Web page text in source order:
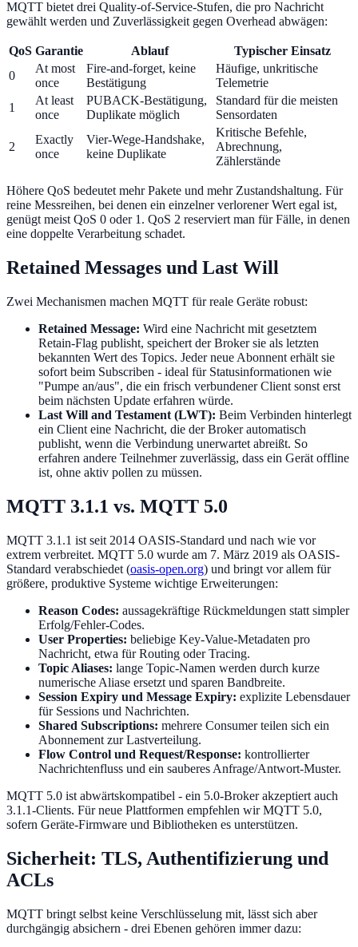
MQTT bietet drei Quality-of-Service-Stufen, die pro Nachricht
gewählt werden und Zuverlässigkeit gegen Overhead abwägen:
QoS Garantie Ablauf
Typischer Einsatz
0
At most
once
Fire-and-forget, keine
Bestätigung
Häufige, unkritische
Telemetrie
1
At least
once
PUBACK-Bestätigung,
Duplikate möglich
Standard für die meisten
Sensordaten
2
Exactly
once
Vier-Wege-Handshake,
keine Duplikate
Kritische Befehle,
Abrechnung,
Zählerstände
Höhere QoS bedeutet mehr Pakete und mehr Zustandshaltung. Für
reine Messreihen, bei denen ein einzelner verlorener Wert egal ist,
genügt meist QoS 0 oder 1. QoS 2 reserviert man für Fälle, in denen
eine doppelte Verarbeitung schadet.
Retained Messages und Last Will
Zwei Mechanismen machen MQTT für reale Geräte robust:
Retained Message: Wird eine Nachricht mit gesetztem
Retain-Flag publisht, speichert der Broker sie als letzten
bekannten Wert des Topics. Jeder neue Abonnent erhält sie
sofort beim Subscriben - ideal für Statusinformationen wie
"Pumpe an/aus", die ein frisch verbundener Client sonst erst
beim nächsten Update erfahren würde.
Last Will and Testament (LWT): Beim Verbinden hinterlegt
ein Client eine Nachricht, die der Broker automatisch
publisht, wenn die Verbindung unerwartet abreißt. So
erfahren andere Teilnehmer zuverlässig, dass ein Gerät offline
ist, ohne aktiv pollen zu müssen.
MQTT 3.1.1 vs. MQTT 5.0
MQTT 3.1.1 ist seit 2014 OASIS-Standard und nach wie vor
extrem verbreitet. MQTT 5.0 wurde am 7. März 2019 als OASIS-
Standard verabschiedet (oasis-open.org) und bringt vor allem für
größere, produktive Systeme wichtige Erweiterungen:
Reason Codes: aussagekräftige Rückmeldungen statt simpler
Erfolg/Fehler-Codes.
User Properties: beliebige Key-Value-Metadaten pro
Nachricht, etwa für Routing oder Tracing.
Topic Aliases: lange Topic-Namen werden durch kurze
numerische Aliase ersetzt und sparen Bandbreite.
Session Expiry und Message Expiry: explizite Lebensdauer
für Sessions und Nachrichten.
Shared Subscriptions: mehrere Consumer teilen sich ein
Abonnement zur Lastverteilung.
Flow Control und Request/Response: kontrollierter
Nachrichtenfluss und ein sauberes Anfrage/Antwort-Muster.
MQTT 5.0 ist abwärtskompatibel - ein 5.0-Broker akzeptiert auch
3.1.1-Clients. Für neue Plattformen empfehlen wir MQTT 5.0,
sofern Geräte-Firmware und Bibliotheken es unterstützen.
Sicherheit: TLS, Authentifizierung und
ACLs
MQTT bringt selbst keine Verschlüsselung mit, lässt sich aber
durchgängig absichern - drei Ebenen gehören immer dazu: